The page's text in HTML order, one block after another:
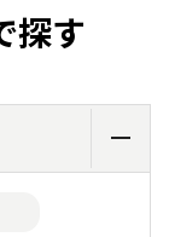
探す